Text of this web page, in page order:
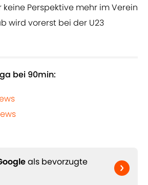
Perspektive mehr im Verein
wird vorerst bei der U23
bei 90min:
als bevorzugte